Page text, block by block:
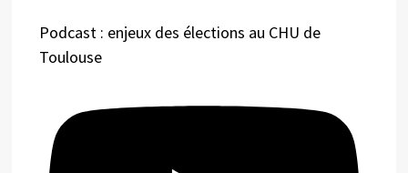
Podcast : enjeux des élections au CHU de
Toulouse